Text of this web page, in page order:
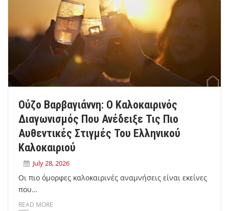
Ούζο Βαρβαγιάννη: Ο Καλοκαιρινός
Διαγωνισμός Που Ανέδειξε Τις Πιο
Αυθεντικές Στιγμές Του Ελληνικού
Καλοκαιριού
July 28, 2026
Οι πιο όμορφες καλοκαιρινές αναμνήσεις είναι εκείνες
που…
READ MORE